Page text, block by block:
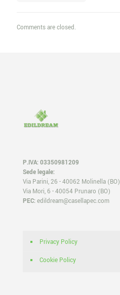
Comments are closed.
P.IVA: 03350981209
Sede legale:
Via Parini, 26 - 40062 Molinella (BO)
Via Mori, 6 - 40054 Prunaro (BO)
PEC: edildream@casellapec.com
Privacy Policy
Cookie Policy